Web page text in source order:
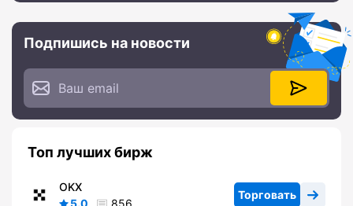
Подпишись на новости
Топ лучших бирж
OKX
5.0
856
Торговать